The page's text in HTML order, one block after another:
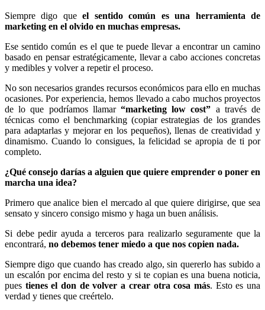
Siempre digo queel sentido común es una herramienta de
marketing en el olvido en muchas empresas.
Ese sentido común es el que te puede llevar a encontrar un camino
basado en pensar estratégicamente, llevar a cabo acciones concretas
y medibles y volver a repetir el proceso.
No son necesarios grandes recursos económicos para ello en muchas
ocasiones. Por experiencia, hemos llevado a cabo muchos proyectos
de lo que podríamos llamar“marketing low cost” a través de
técnicas como el benchmarking (copiar estrategias de los grandes
para adaptarlas y mejorar en los pequeños), llenas de creatividad y
dinamismo. Cuando lo consigues, la felicidad se apropia de ti por
completo.
¿Qué consejo darías a alguien que quiere emprender o poner en
marcha una idea?
Primero que analice bien el mercado al que quiere dirigirse, que sea
sensato y sincero consigo mismo y haga un buen análisis.
Si debe pedir ayuda a terceros para realizarlo seguramente que la
encontrará, no debemos tener miedo a que nos copien nada.
Siempre digo que cuando has creado algo, sin quererlo has subido a
un escalón por encima del resto y si te copian es una buena noticia,
pues tienes el don de volver a crear otra cosa más. Esto es una
verdad y tienes que creértelo.